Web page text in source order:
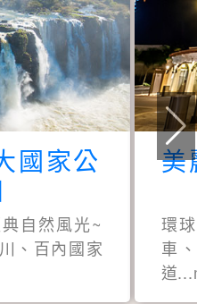
國家公
自然風光~
、百內國家
美
環
車
道